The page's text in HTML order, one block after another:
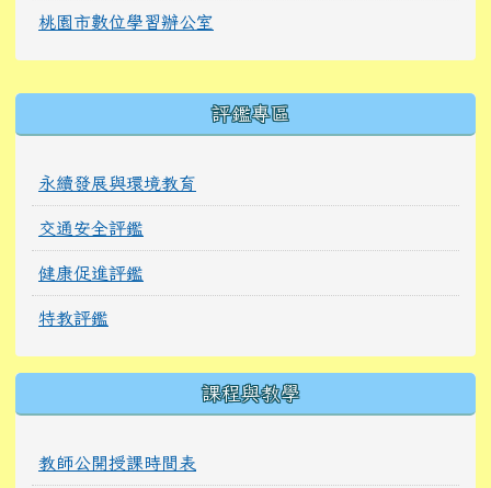
桃園市數位學習辦公室
評鑑專區
永續發展與環境教育
交通安全評鑑
健康促進評鑑
特教評鑑
課程與教學
教師公開授課時間表